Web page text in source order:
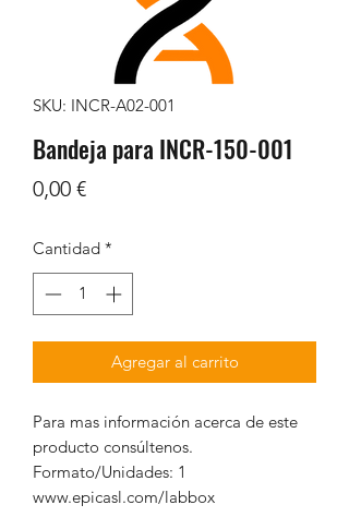
SKU: INCR-A02-001
Bandeja para INCR-150-001
0,00 €Precio
Cantidad *
Agregar al carrito
Para mas información acerca de este
producto consúltenos.
Formato/Unidades: 1
www.epicasl.com/labbox